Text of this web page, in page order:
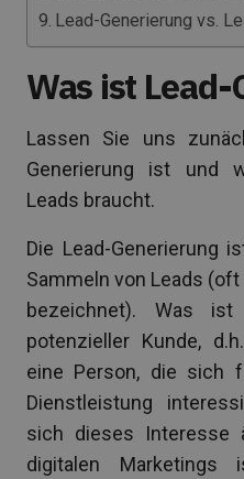
Lead-Generierung vs.
Was ist
Lassen Sie uns
Generierung ist und
Leads braucht.
Die Lead-Generierung
Sammeln von Leads
bezeichnet). Was
potenzieller Kunde,
eine Person, die sich
Dienstleistung
sich dieses Interesse
digitalen